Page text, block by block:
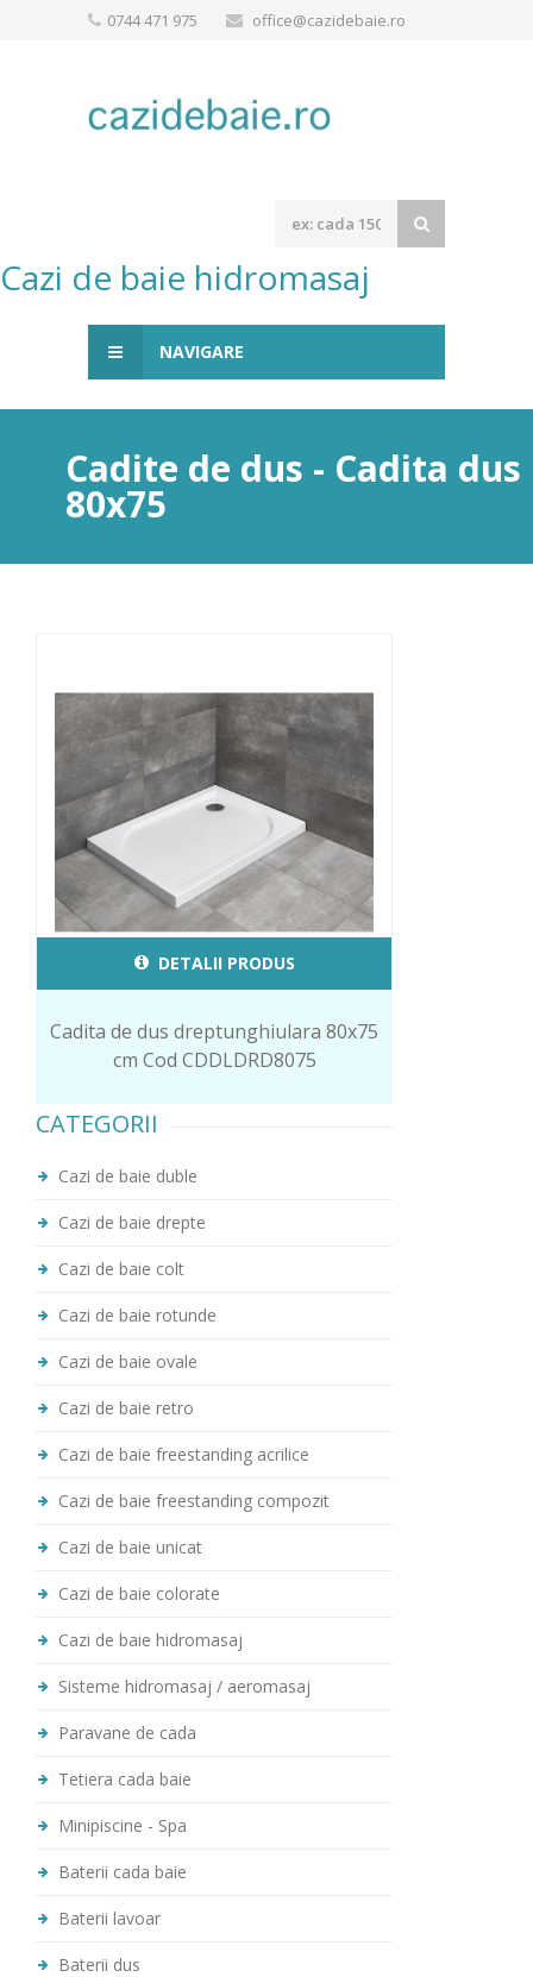
0744 471 975 office@cazidebaie.ro
Cazi de baie hidromasaj
NAVIGARE
Cadite de dus - Cadita dus
80x75
DETALII PRODUS
Cadita de dus dreptunghiulara 80x75
cm Cod CDDLDRD8075
CATEGORII
Cazi de baie duble
Cazi de baie drepte
Cazi de baie colt
Cazi de baie rotunde
Cazi de baie ovale
Cazi de baie retro
Cazi de baie freestanding acrilice
Cazi de baie freestanding compozit
Cazi de baie unicat
Cazi de baie colorate
Cazi de baie hidromasaj
Sisteme hidromasaj / aeromasaj
Paravane de cada
Tetiera cada baie
Minipiscine - Spa
Baterii cada baie
Baterii lavoar
Baterii dus